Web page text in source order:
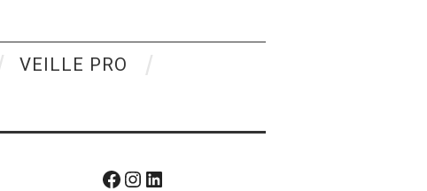
VEILLE PRO
Facebook
Instagram
LinkedIn